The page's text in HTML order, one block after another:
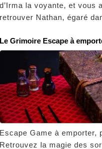
la voyante, et vous
Nathan, égaré
Grimoire Escape à
Game à emporter,
la magie des